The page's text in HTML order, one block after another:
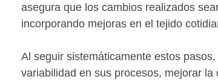
asegura que los cambios realizados
incorporando mejoras en el tejido
Al seguir sistemáticamente estos
variabilidad en sus procesos, mejorar